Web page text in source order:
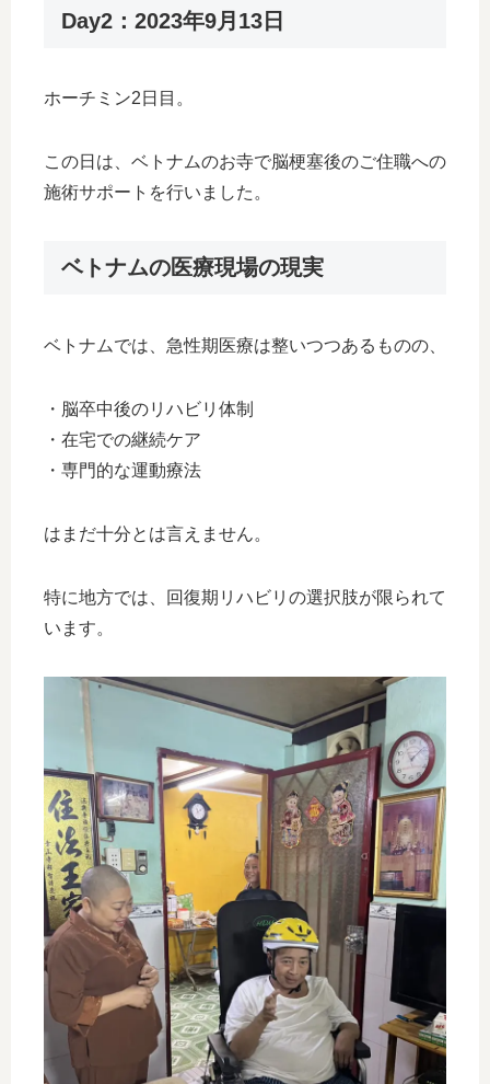
Day2：2023年9月13日
ホーチミン2日目。
この日は、ベトナムのお寺で脳梗塞後のご住職への
施術サポートを行いました。
ベトナムの医療現場の現実
ベトナムでは、急性期医療は整いつつあるものの、
・脳卒中後のリハビリ体制
・在宅での継続ケア
・専門的な運動療法
はまだ十分とは言えません。
特に地方では、回復期リハビリの選択肢が限られて
います。